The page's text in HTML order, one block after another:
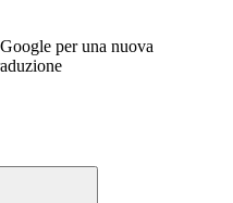
per una nuova